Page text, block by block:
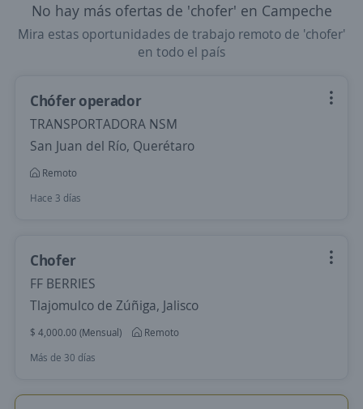
No hay más ofertas de 'chofer' en Campeche
Mira estas oportunidades de trabajo remoto de 'chofer'
en todo el país
Chófer operador
TRANSPORTADORA NSM
San Juan del Río, Querétaro
Remoto
Hace 3 días
Chofer
FF BERRIES
Tlajomulco de Zúñiga, Jalisco
$ 4,000.00 (Mensual)
Remoto
Más de 30 días